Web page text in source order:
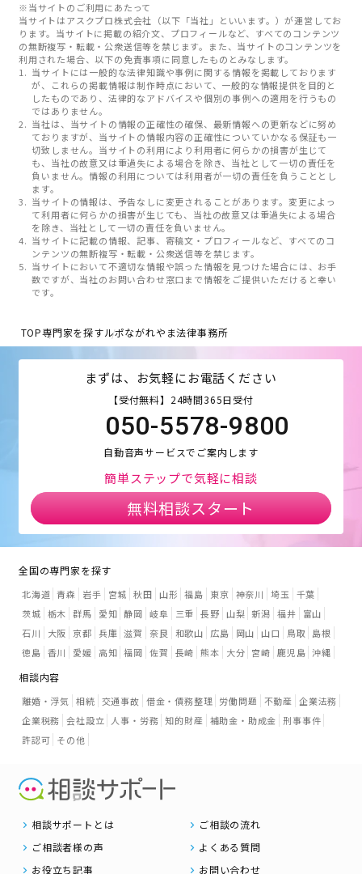
※当サイトのご利用にあたって
当サイトはアスクプロ株式会社（以下「当社」といいます。）が運営してお
ります。当サイトに掲載の紹介文、プロフィールなど、すべてのコンテンツ
の無断複写・転載・公衆送信等を禁じます。また、当サイトのコンテンツを
利用された場合、以下の免責事項に同意したものとみなします。
当サイトには一般的な法律知識や事例に関する情報を掲載しております
が、これらの掲載情報は制作時点において、一般的な情報提供を目的と
したものであり、法律的なアドバイスや個別の事例への適用を行うもの
ではありません。
当社は、当サイトの情報の正確性の確保、最新情報への更新などに努め
ておりますが、当サイトの情報内容の正確性についていかなる保証も一
切致しません。当サイトの利用により利用者に何らかの損害が生じて
も、当社の故意又は重過失による場合を除き、当社として一切の責任を
負いません。情報の利用については利用者が一切の責任を負うこととし
ます。
当サイトの情報は、予告なしに変更されることがあります。変更によっ
て利用者に何らかの損害が生じても、当社の故意又は重過失による場合
を除き、当社として一切の責任を負いません。
当サイトに記載の情報、記事、寄稿文・プロフィールなど、すべてのコ
ンテンツの無断複写・転載・公衆送信等を禁じます。
当サイトにおいて不適切な情報や誤った情報を見つけた場合には、お手
数ですが、当社のお問い合わせ窓口まで情報をご提供いただけると幸い
です。
TOP専門家を探すルポながれやま法律事務所
まずは、お気軽にお電話ください
【受付無料】24時間365日受付
050-5578-9800
自動音声サービスでご案内します
簡単ステップで気軽に相談
無料相談スタート
全国の専門家を探す
北海道 青森 岩手 宮城 秋田 山形 福島 東京 神奈川 埼玉 千葉
茨城 栃木 群馬 愛知 静岡 岐阜 三重 長野 山梨 新潟 福井
富山
石川
大阪 京都 兵庫 滋賀 奈良 和歌山 広島 岡山 山口 鳥取
島根
徳島 香川 愛媛 高知 福岡 佐賀 長崎 熊本 大分 宮崎 鹿児島 沖縄
相談内容
離婚・浮気 相続 交通事故 借金・債務整理 労働問題 不動産 企業法務
企業税務 会社設立 人事・労務 知的財産 補助金・助成金 刑事事件
許認可 その他
相談サポートとは
ご相談の流れ
ご相談者様の声
よくある質問
お役立ち記事
お問い合わせ